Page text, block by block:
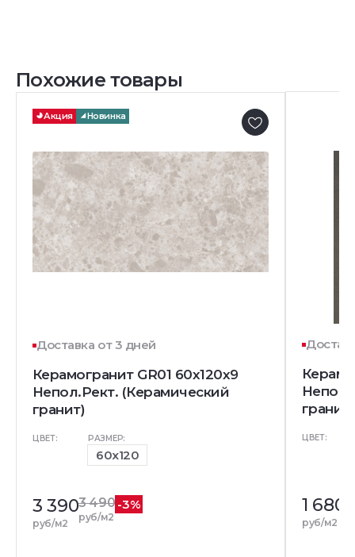
Похожие товары
Акция Новинка
Доставка от 3 дней
Керамогранит GR01 60x120x9
Непол.Рект. (Керамический
гранит)
ЦВЕТ: РАЗМЕР:
60x120
3 390
руб/м2
3 490
руб/м2
-3%
гранит)
ЦВЕТ:
1 680
руб/м2